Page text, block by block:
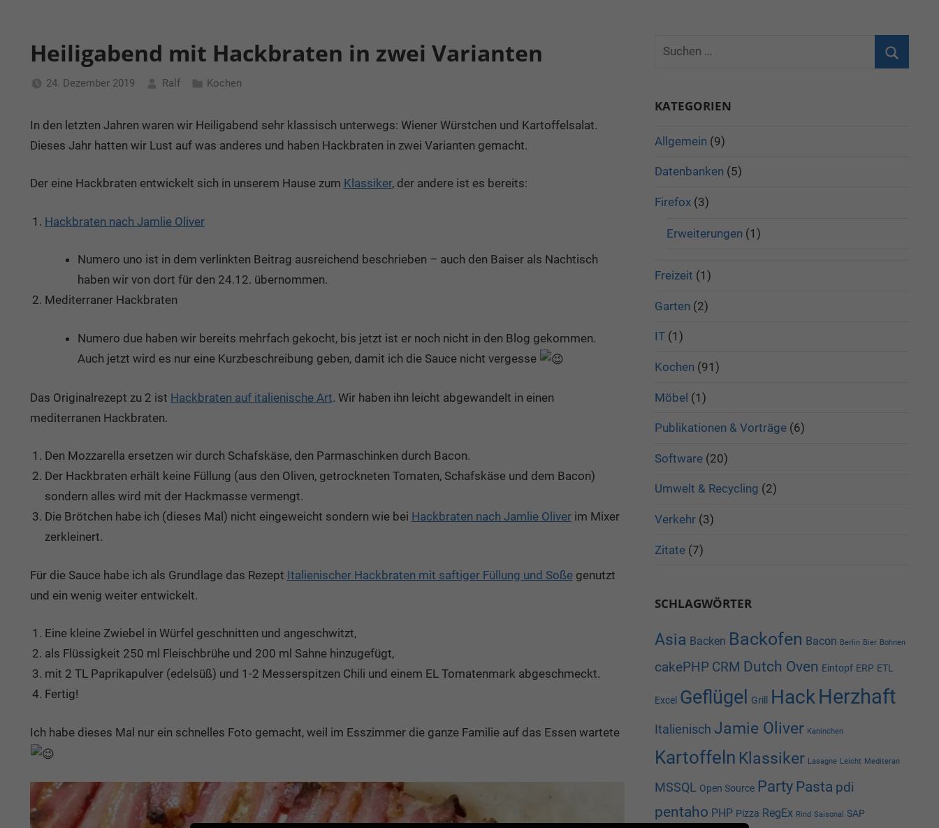
Heiligabend mit Hackbraten in zwei Varianten
24. Dezember 2019 Ralf Kochen
In den letzten Jahren waren wir Heiligabend sehr klassisch unterwegs: Wiener Würstchen und Kartoffelsalat.
Dieses Jahr hatten wir Lust auf was anderes und haben Hackbraten in zwei Varianten gemacht.
Der eine Hackbraten entwickelt sich in unserem Hause zum Klassiker, der andere ist es bereits:
Hackbraten nach Jamlie Oliver
Numero uno ist in dem verlinkten Beitrag ausreichend beschrieben – auch den Baiser als Nachtisch
haben wir von dort für den 24.12. übernommen.
Mediterraner Hackbraten
Numero due haben wir bereits mehrfach gekocht, bis jetzt ist er noch nicht in den Blog gekommen.
Auch jetzt wird es nur eine Kurzbeschreibung geben, damit ich die Sauce nicht vergesse
Das Originalrezept zu 2 ist Hackbraten auf italienische Art. Wir haben ihn leicht abgewandelt in einen
mediterranen Hackbraten.
Den Mozzarella ersetzen wir durch Schafskäse, den Parmaschinken durch Bacon.
Der Hackbraten erhält keine Füllung (aus den Oliven, getrockneten Tomaten, Schafskäse und dem Bacon)
sondern alles wird mit der Hackmasse vermengt.
Die Brötchen habe ich (dieses Mal) nicht eingeweicht sondern wie bei Hackbraten nach Jamlie Oliverim Mixer
zerkleinert.
Für die Sauce habe ich als Grundlage das Rezept Italienischer Hackbraten mit saftiger Füllung und Soßegenutzt
und ein wenig weiter entwickelt.
Eine kleine Zwiebel in Würfel geschnitten und angeschwitzt,
als Flüssigkeit 250 ml Fleischbrühe und 200 ml Sahne hinzugefügt,
mit 2 TL Paprikapulver (edelsüß) und 1-2 Messerspitzen Chili und einem EL Tomatenmark abgeschmeckt.
Fertig!
Ich habe dieses Mal nur ein schnelles Foto gemacht, weil im Esszimmer die ganze Familie auf das Essen wartete
KATEGORIEN
Allgemein (9)
Datenbanken (5)
Firefox(3)
Erweiterungen (1)
Freizeit (1)
Garten (2)
IT(1)
Kochen (91)
Möbel (1)
Publikationen & Vorträge(6)
Software(20)
Umwelt & Recycling (2)
Verkehr(3)
Zitate(7)
SCHLAGWÖRTER
Asia Backen Backofen Bacon Berlin Bier Bohnen
cakePHP CRM Dutch Oven Eintopf ERP ETL
Excel Geflügel Grill HackHerzhaft
Italienisch Jamie Oliver Kaninchen
Kartoffeln Klassiker Lasagne Leicht Mediteran
MSSQL Open Source Party Pasta pdi
pentaho PHP Pizza RegEx Rind Saisonal SAP